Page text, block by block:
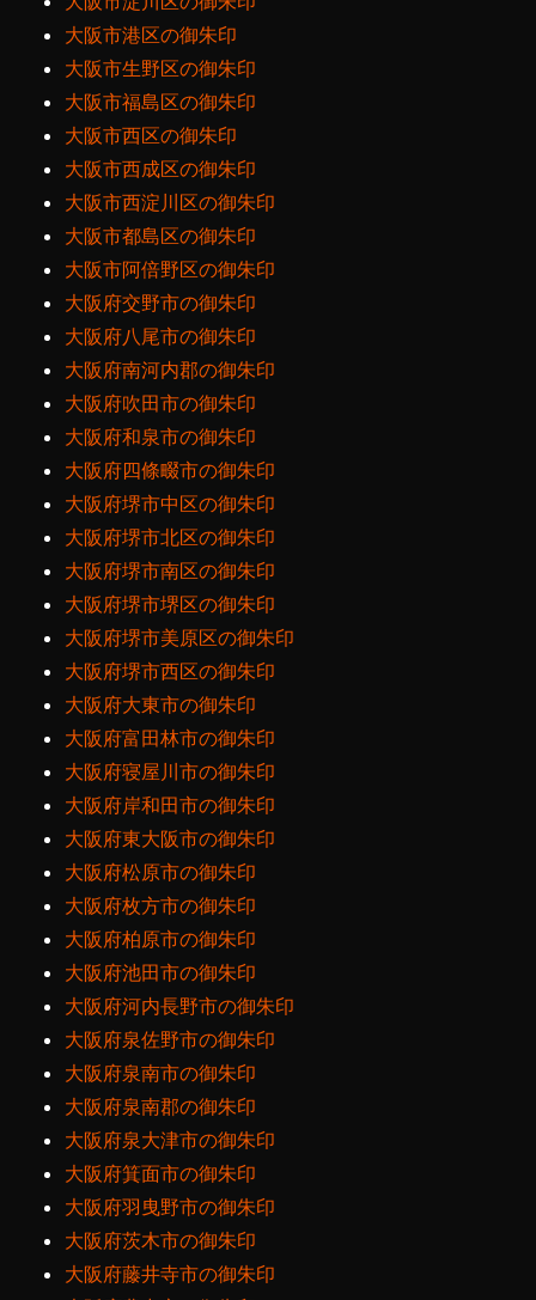
大阪市港区の御朱印
大阪市生野区の御朱印
大阪市福島区の御朱印
大阪市西区の御朱印
大阪市西成区の御朱印
大阪市西淀川区の御朱印
大阪市都島区の御朱印
大阪市阿倍野区の御朱印
大阪府交野市の御朱印
大阪府八尾市の御朱印
大阪府南河内郡の御朱印
大阪府吹田市の御朱印
大阪府和泉市の御朱印
大阪府四條畷市の御朱印
大阪府堺市中区の御朱印
大阪府堺市北区の御朱印
大阪府堺市南区の御朱印
大阪府堺市堺区の御朱印
大阪府堺市美原区の御朱印
大阪府堺市西区の御朱印
大阪府大東市の御朱印
大阪府富田林市の御朱印
大阪府寝屋川市の御朱印
大阪府岸和田市の御朱印
大阪府東大阪市の御朱印
大阪府松原市の御朱印
大阪府枚方市の御朱印
大阪府柏原市の御朱印
大阪府池田市の御朱印
大阪府河内長野市の御朱印
大阪府泉佐野市の御朱印
大阪府泉南市の御朱印
大阪府泉南郡の御朱印
大阪府泉大津市の御朱印
大阪府箕面市の御朱印
大阪府羽曳野市の御朱印
大阪府茨木市の御朱印
大阪府藤井寺市の御朱印